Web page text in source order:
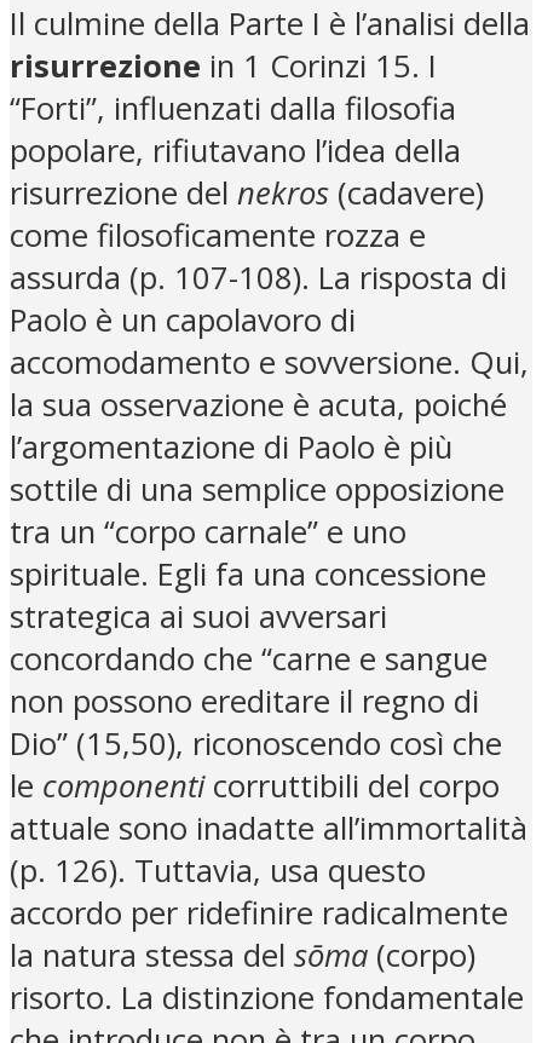
Il culmine della Parte I è l’analisi della
risurrezione in 1 Corinzi 15. I
“Forti”, influenzati dalla filosofia
popolare, rifiutavano l’idea della
risurrezione del nekros (cadavere)
come filosoficamente rozza e
assurda (p. 107-108). La risposta di
Paolo è un capolavoro di
accomodamento e sovversione. Qui,
la sua osservazione è acuta, poiché
l’argomentazione di Paolo è più
sottile di una semplice opposizione
tra un “corpo carnale” e uno
spirituale. Egli fa una concessione
strategica ai suoi avversari
concordando che “carne e sangue
non possono ereditare il regno di
Dio” (15,50), riconoscendo così che
le componenticorruttibili del corpo
attuale sono inadatte all’immortalità
(p. 126). Tuttavia, usa questo
accordo per ridefinire radicalmente
la natura stessa del sōma (corpo)
risorto. La distinzione fondamentale